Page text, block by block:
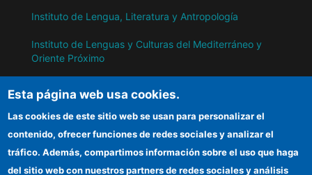
Instituto de Lengua, Literatura y Antropología
Instituto de Lenguas y Culturas del Mediterráneo y
Oriente Próximo
IH
Esta página web usa cookies.
Las cookies de este sitio web se usan para personalizar el
contenido, ofrecer funciones de redes sociales y analizar el
tráfico. Además, compartimos información sobre el uso que haga
del sitio web con nuestros partners de redes sociales y análisis